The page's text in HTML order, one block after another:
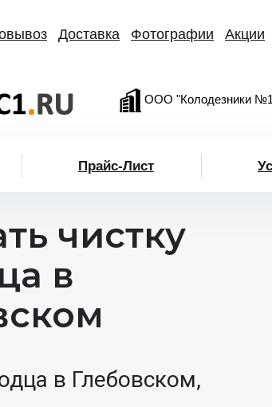
Доставка Фотографии Акции
ООО "Колодезники
Прайс-Лист
чистку
в
в Глебовском,